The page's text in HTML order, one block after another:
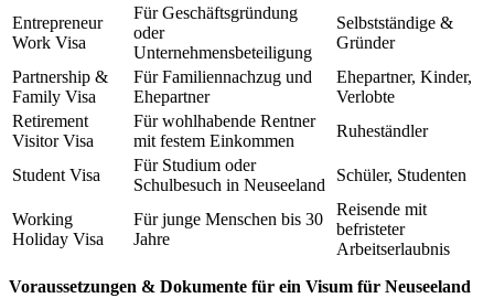
Entrepreneur
Work Visa
Für Geschäftsgründung
oder
Unternehmensbeteiligung
Selbstständige &
Gründer
Partnership &
Family Visa
Für Familiennachzug und
Ehepartner
Ehepartner, Kinder,
Verlobte
Retirement
Visitor Visa
Für wohlhabende Rentner
mit festem Einkommen
Ruheständler
Student Visa
Für Studium oder
Schulbesuch in Neuseeland
Schüler, Studenten
Working
Holiday Visa
Für junge Menschen bis 30
Jahre
Reisende mit
befristeter
Arbeitserlaubnis
Voraussetzungen & Dokumente für ein Visum für Neuseeland